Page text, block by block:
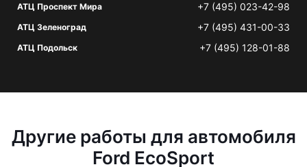
АТЦ Проспект Мира +7 (495) 023-42-98
АТЦ Зеленоград +7 (495) 431-00-33
АТЦ Подольск +7 (495) 128-01-88
Другие работы для автомобиля
Ford EcoSport